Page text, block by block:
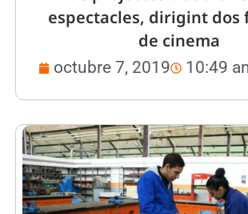
espectacles, dirigint dos
de cinema
octubre 7, 2019 10:49